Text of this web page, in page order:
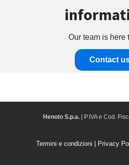
Our team is here
Contact
Henoto S.p.a. | P.IVA e Cod.
Termini e condizioni Privacy